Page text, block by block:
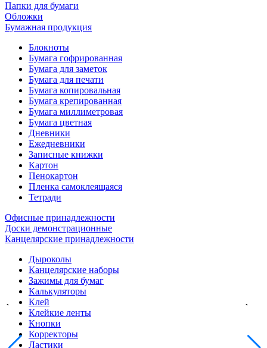
Папки для бумаги
Обложки
Бумажная продукция
Блокноты
Бумага гофрированная
Бумага для заметок
Бумага для печати
Бумага копировальная
Бумага крепированная
Бумага миллиметровая
Бумага цветная
Дневники
Ежедневники
Записные книжки
Картон
Пенокартон
Пленка самоклеящаяся
Тетради
Офисные принадлежности
Доски демонстрационные
Канцелярские принадлежности
Дыроколы
Канцелярские наборы
Зажимы для бумаг
Калькуляторы
Клей
Клейкие ленты
Кнопки
Корректоры
Ластики